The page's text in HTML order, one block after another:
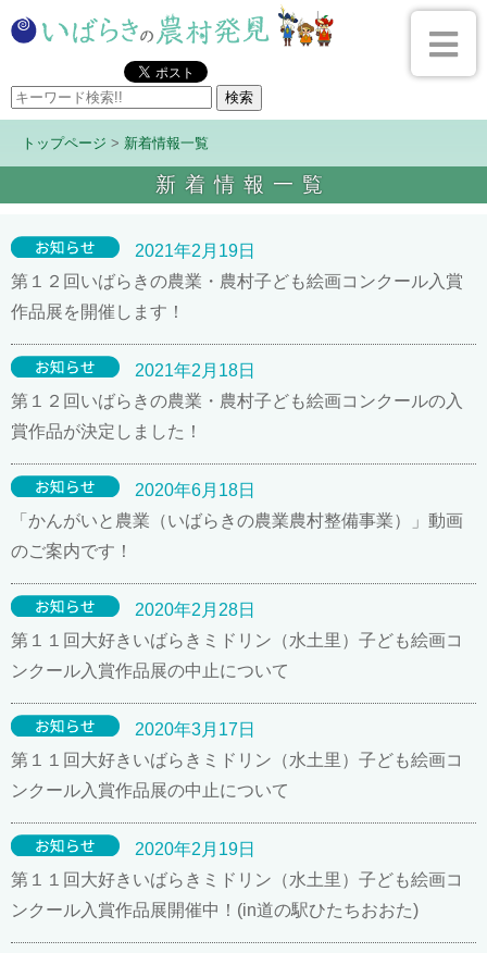
トップページ > 新着情報一覧
新着情報一覧
2021年2月19日
第１２回いばらきの農業・農村子ども絵画コンクール入賞
作品展を開催します！
2021年2月18日
第１２回いばらきの農業・農村子ども絵画コンクールの入
賞作品が決定しました！
2020年6月18日
「かんがいと農業（いばらきの農業農村整備事業）」動画
のご案内です！
2020年2月28日
第１１回大好きいばらきミドリン（水土里）子ども絵画コ
ンクール入賞作品展の中止について
2020年3月17日
第１１回大好きいばらきミドリン（水土里）子ども絵画コ
ンクール入賞作品展の中止について
2020年2月19日
第１１回大好きいばらきミドリン（水土里）子ども絵画コ
ンクール入賞作品展開催中！(in道の駅ひたちおおた)